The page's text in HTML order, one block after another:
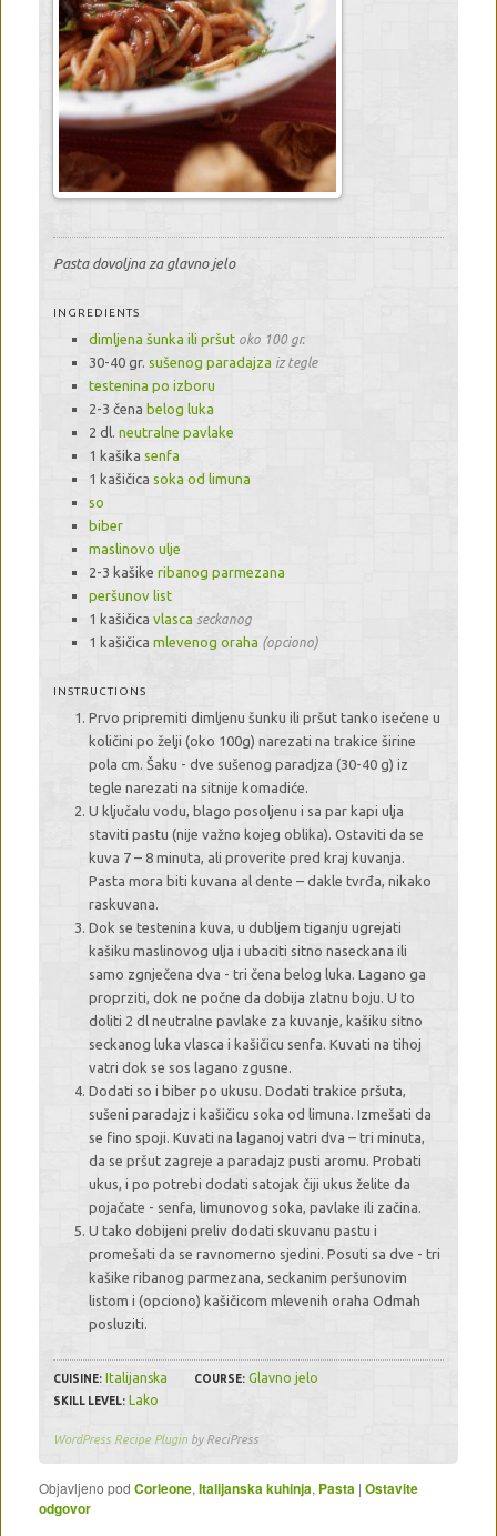
Pasta dovoljna za glavno jelo
INGREDIENTS
dimljena šunka ili pršut oko 100 gr.
30-40 gr. sušenog paradajza iz tegle
testenina po izboru
2-3 čena belog luka
2 dl. neutralne pavlake
1 kašika senfa
1 kašičica soka od limuna
so
biber
maslinovo ulje
2-3 kašike ribanog parmezana
peršunov list
1 kašičica vlasca seckanog
1 kašičica mlevenog oraha (opciono)
INSTRUCTIONS
Prvo pripremiti dimljenu šunku ili pršut tanko isečene u
količini po želji (oko 100g) narezati na trakice širine
pola cm. Šaku - dve sušenog paradjza (30-40 g) iz
tegle narezati na sitnije komadiće.
U ključalu vodu, blago posoljenu i sa par kapi ulja
staviti pastu (nije važno kojeg oblika). Ostaviti da se
kuva 7 – 8 minuta, ali proverite pred kraj kuvanja.
Pasta mora biti kuvana al dente – dakle tvrđa, nikako
raskuvana.
Dok se testenina kuva, u dubljem tiganju ugrejati
kašiku maslinovog ulja i ubaciti sitno naseckana ili
samo zgnječena dva - tri čena belog luka. Lagano ga
proprziti, dok ne počne da dobija zlatnu boju. U to
doliti 2 dl neutralne pavlake za kuvanje, kašiku sitno
seckanog luka vlasca i kašičicu senfa. Kuvati na tihoj
vatri dok se sos lagano zgusne.
Dodati so i biber po ukusu. Dodati trakice pršuta,
sušeni paradajz i kašičicu soka od limuna. Izmešati da
se fino spoji. Kuvati na laganoj vatri dva – tri minuta,
da se pršut zagreje a paradajz pusti aromu. Probati
ukus, i po potrebi dodati satojak čiji ukus želite da
pojačate - senfa, limunovog soka, pavlake ili začina.
U tako dobijeni preliv dodati skuvanu pastu i
promešati da se ravnomerno sjedini. Posuti sa dve - tri
kašike ribanog parmezana, seckanim peršunovim
listom i (opciono) kašičicom mlevenih oraha Odmah
posluziti.
CUISINE: Italijanska COURSE: Glavno jelo
SKILL LEVEL: Lako
WordPress Recipe Pluginby ReciPress
Objavljeno pod Corleone, Italijanska kuhinja, Pasta | Ostavite
odgovor